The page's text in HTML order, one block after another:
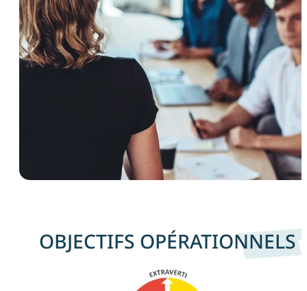
OBJECTIFS OPÉRATIONNELS